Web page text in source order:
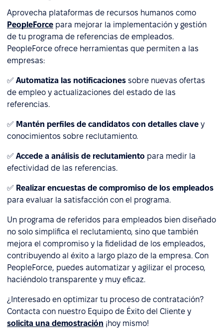
Aprovecha plataformas de recursos humanos como
PeopleForce para mejorar la implementación y gestión
de tu programa de referencias de empleados.
PeopleForce ofrece herramientas que permiten a las
empresas:
✅ Automatiza las notificaciones sobre nuevas ofertas
de empleo y actualizaciones del estado de las
referencias.
✅ Mantén perfiles de candidatos con detalles clave y
conocimientos sobre reclutamiento.
✅ Accede a análisis de reclutamiento para medir la
efectividad de las referencias.
✅ Realizar encuestas de compromiso de los empleados
para evaluar la satisfacción con el programa.
Un programa de referidos para empleados bien diseñado
no solo simplifica el reclutamiento, sino que también
mejora el compromiso y la fidelidad de los empleados,
contribuyendo al éxito a largo plazo de la empresa. Con
PeopleForce, puedes automatizar y agilizar el proceso,
haciéndolo transparente y muy eficaz.
¿Interesado en optimizar tu proceso de contratación?
Contacta con nuestro Equipo de Éxito del Cliente y
solicita una demostración ¡hoy mismo!